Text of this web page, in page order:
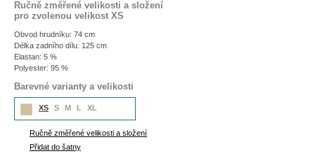
Ručně změřené velikosti a složení
pro zvolenou velikost XS
Obvod hrudníku: 74 cm
Délka zadního dílu: 125 cm
Elastan: 5 %
Polyester: 95 %
Barevné varianty a velikosti
XS S M L XL
Ručně změřené velikosti a složení
Přidat do šatny